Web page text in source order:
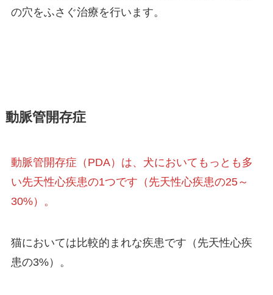
の穴をふさぐ治療を行います。
動脈管開存症
動脈管開存症（PDA）は、犬においてもっとも多
い先天性心疾患の1つです（先天性心疾患の25～
30%）。
猫においては比較的まれな疾患です（先天性心疾
患の3%）。